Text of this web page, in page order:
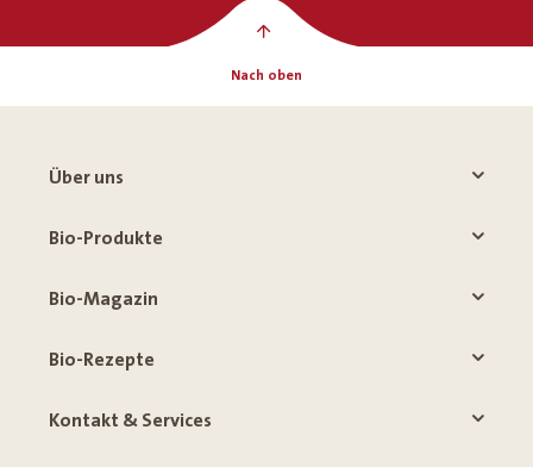
Nach oben
Über uns
Bio-Produkte
Bio-Magazin
Bio-Rezepte
Kontakt & Services